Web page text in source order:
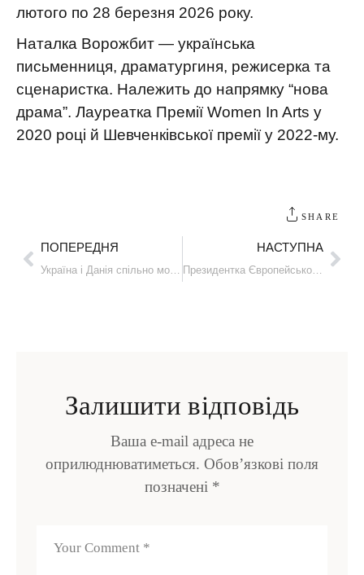
лютого по 28 березня 2026 року.
Наталка Ворожбит — українська
письменниця, драматургиня, режисерка та
сценаристка. Належить до напрямку “нова
драма”. Лауреатка Премії Women In Arts у
2020 році й Шевченківської премії у 2022-му.
SHARE
ПОПЕРЕДНЯ
Україна і Данія спільно модернізують навчальний центр ЗСУ
НАСТУПНА
Президентка Європейського парламенту підписала кредит для України на €90 мільярдів
Залишити відповідь
Ваша e-mail адреса не
оприлюднюватиметься. Обов’язкові поля
позначені *